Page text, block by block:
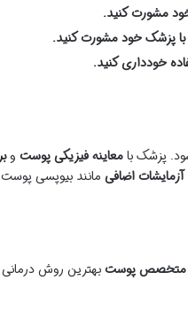
خود مشورت کنید.
با پزشک خود مشورت کنید.
خودداری کنید.
پزشک بامعاینه فیزیکی پوست و
آزمایشات اضافی مانند بیوپسی
متخصص پوستبهترین روش درمانی